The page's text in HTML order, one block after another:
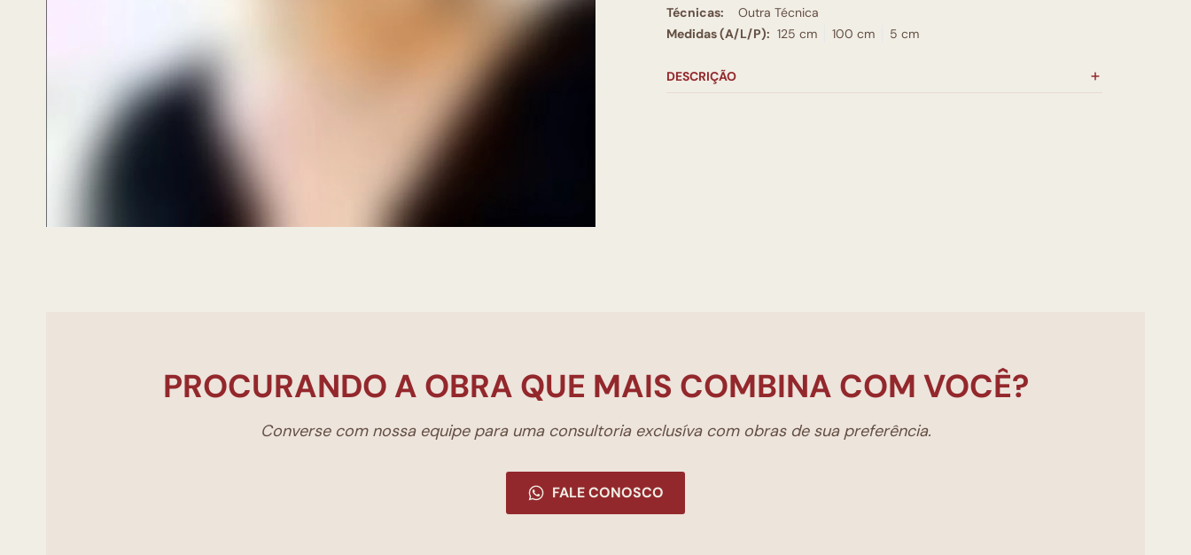
Técnicas:
Outra Técnica
Medidas (A/L/P): 125 cm 100 cm 5 cm
DESCRIÇÃO
PROCURANDO A OBRA QUE MAIS COMBINA COM VOCÊ?
Converse com nossa equipe para uma consultoria exclusíva com obras de sua preferência.
FALE CONOSCO